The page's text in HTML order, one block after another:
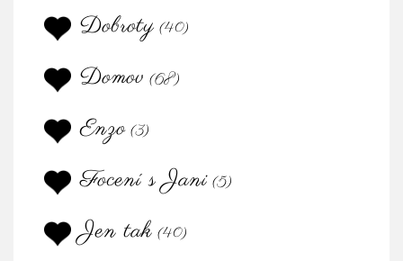
Dobroty (40)
Domov (68)
Enzo (3)
Focení s Jani (5)
Jen tak (40)